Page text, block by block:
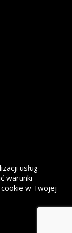
Instagramie
oknie
usług
warunki
w Twojej